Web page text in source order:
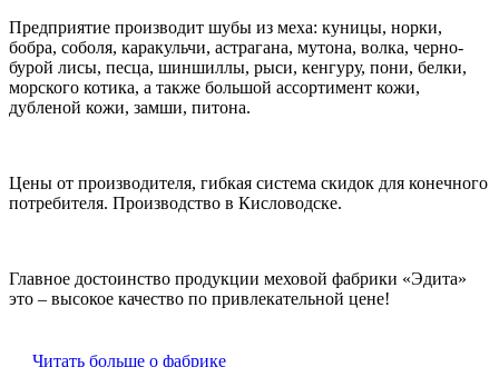
Предприятие производит шубы из меха: куницы, норки,
бобра, соболя, каракульчи, астрагана, мутона, волка, черно-
бурой лисы, песца, шиншиллы, рыси, кенгуру, пони, белки,
морского котика, а также большой ассортимент кожи,
дубленой кожи, замши, питона.
Цены от производителя, гибкая система скидок для конечного
потребителя. Производство в Кисловодске.
Главное достоинство продукции меховой фабрики «Эдита»
это – высокое качество по привлекательной цене!
Читать больше о фабрике